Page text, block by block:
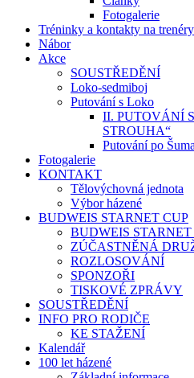
Fotogalerie
Tréninky a kontakty na trenéry
Nábor
Akce
SOUSTŘEDĚNÍ
Loko-sedmiboj
Putování s Loko
II. PUTOVÁNÍ
STROUHA“
Putování po
Fotogalerie
KONTAKT
Tělovýchovná jednota
Výbor házené
BUDWEIS STARNET CUP
BUDWEIS STARNET
ZÚČASTNĚNÁ
ROZLOSOVÁNÍ
SPONZOŘI
TISKOVÉ ZPRÁVY
SOUSTŘEDĚNÍ
INFO PRO RODIČE
KE STAŽENÍ
Kalendář
100 let házené